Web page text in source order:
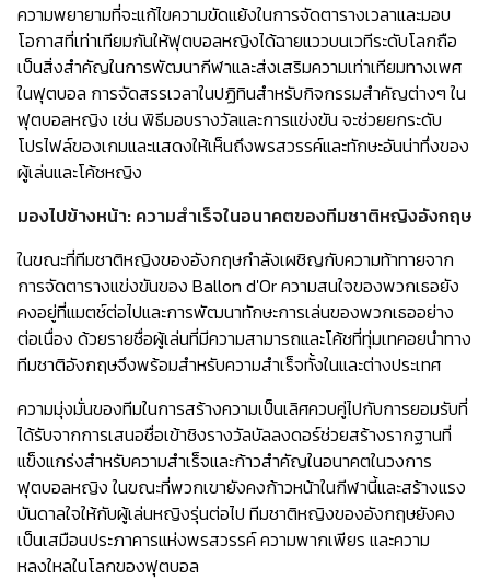
ความพยายามที่จะแก้ไขความขัดแย้งในการจัดตารางเวลาและมอบ
โอกาสที่เท่าเทียมกันให้ฟุตบอลหญิงได้ฉายแววบนเวทีระดับโลกถือ
เป็นสิ่งสำคัญในการพัฒนากีฬาและส่งเสริมความเท่าเทียมทางเพศ
ในฟุตบอล การจัดสรรเวลาในปฏิทินสำหรับกิจกรรมสำคัญต่างๆ ใน
ฟุตบอลหญิง เช่น พิธีมอบรางวัลและการแข่งขัน จะช่วยยกระดับ
โปรไฟล์ของเกมและแสดงให้เห็นถึงพรสวรรค์และทักษะอันน่าทึ่งของ
ผู้เล่นและโค้ชหญิง
มองไปข้างหน้า: ความสำเร็จในอนาคตของทีมชาติหญิงอังกฤษ
ในขณะที่ทีมชาติหญิงของอังกฤษกำลังเผชิญกับความท้าทายจาก
การจัดตารางแข่งขันของ Ballon d'Or ความสนใจของพวกเธอยัง
คงอยู่ที่แมตช์ต่อไปและการพัฒนาทักษะการเล่นของพวกเธออย่าง
ต่อเนื่อง ด้วยรายชื่อผู้เล่นที่มีความสามารถและโค้ชที่ทุ่มเทคอยนำทาง
ทีมชาติอังกฤษจึงพร้อมสำหรับความสำเร็จทั้งในและต่างประเทศ
ความมุ่งมั่นของทีมในการสร้างความเป็นเลิศควบคู่ไปกับการยอมรับที่
ได้รับจากการเสนอชื่อเข้าชิงรางวัลบัลลงดอร์ช่วยสร้างรากฐานที่
แข็งแกร่งสำหรับความสำเร็จและก้าวสำคัญในอนาคตในวงการ
ฟุตบอลหญิง ในขณะที่พวกเขายังคงก้าวหน้าในกีฬานี้และสร้างแรง
บันดาลใจให้กับผู้เล่นหญิงรุ่นต่อไป ทีมชาติหญิงของอังกฤษยังคง
เป็นเสมือนประภาคารแห่งพรสวรรค์ ความพากเพียร และความ
หลงใหลในโลกของฟุตบอล